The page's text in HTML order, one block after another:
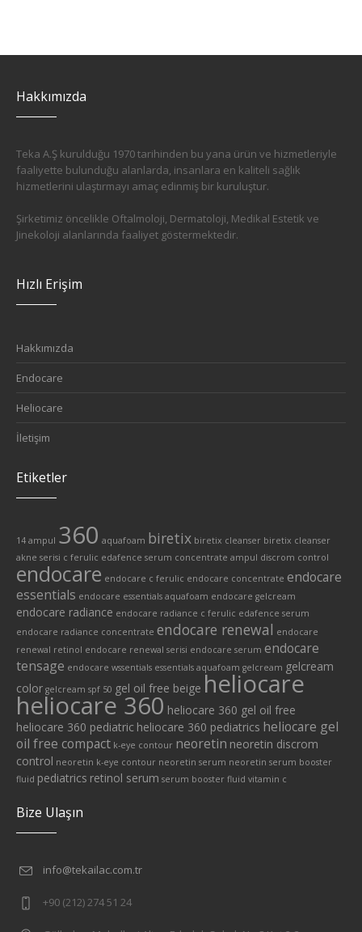
Hakkımızda
Teka A.Ş kurulduğu 1970 tarihinden bu yana ürün ve hizmetleriyle
faaliyette bulunduğu alanlarda, insanlara en kaliteli sağlık
hizmetlerini ulaştırmayı amaç edinmiş bir kuruluştur.
Şirketimiz öncelikle Oftalmoloji, Dermatoloji, Medikal Estetik ve
Jinekoloji alanlarında faaliyet göstermektedir.
Hızlı Erişim
Hakkımızda
Endocare
Heliocare
İletişim
Etiketler
14 ampul 360 aquafoam biretix biretix cleanser biretix cleanser
akne serisi c ferulic edafence serum concentrate ampul discrom control
endocare endocare c ferulic endocare concentrate endocare
essentials endocare essentials aquafoam endocare gelcream
endocare radiance endocare radiance c ferulic edafence serum
endocare radiance concentrate endocare renewal endocare
renewal retinol endocare renewal serisi endocare serum endocare
tensage endocare wssentials essentials aquafoam gelcream gelcream
color gelcream spf 50 gel oil free beige heliocare
heliocare 360 heliocare 360 gel oil free
heliocare 360 pediatric heliocare 360 pediatrics heliocare gel
oil free compact k-eye contour neoretin neoretin discrom
control neoretin k-eye contour neoretin serum neoretin serum booster
fluid pediatrics retinol serum serum booster fluid vitamin c
Bize Ulaşın
info@tekailac.com.tr
+90 (212) 274 51 24